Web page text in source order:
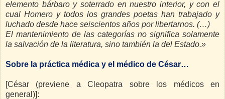
elemento bárbaro y soterrado en nuestro interior, y con el
cual Homero y todos los grandes poetas han trabajado y
luchado desde hace seiscientos años por libertarnos. (…)
El mantenimiento de las categorías no significa solamente
la salvación de la literatura, sino también la del Estado.»
Sobre la práctica médica y el médico de César…
[César (previene a Cleopatra sobre los médicos en
general)]: